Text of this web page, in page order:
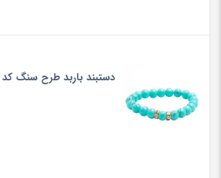
دستبند باربد طرح سنگ کد f100